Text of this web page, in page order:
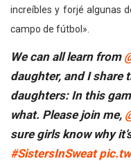
increíbles y forjé algunas
campo de fútbol».
We can all learn from
daughter, and I share
daughters: In this
what. Please join me,
sure girls know why
#SistersInSweat